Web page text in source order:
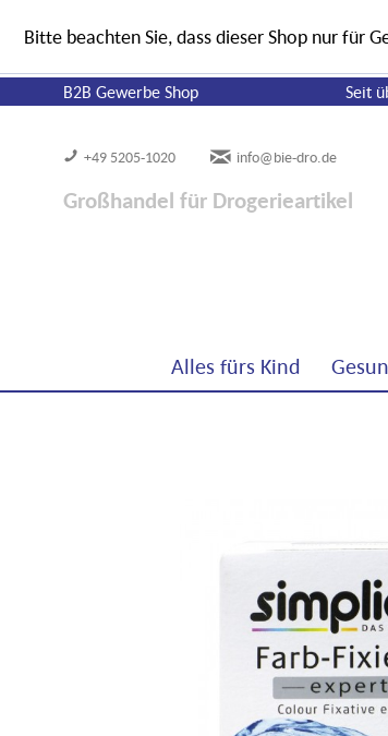
B2B Gewerbe Shop Seit
+49 5205-1020 info@bie-dro.de
Großhandel für Drogerieartikel
Alles fürs Kind
Bitte beachten Sie, dass dieser Shop nur für